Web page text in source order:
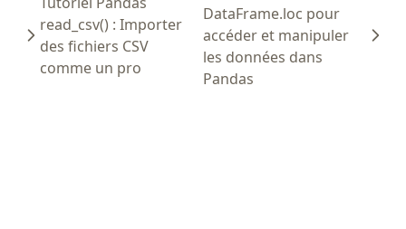
read_csv() : Importer
des fichiers CSV
comme un pro
DataFrame.loc pour
accéder et manipuler
les données dans
Pandas